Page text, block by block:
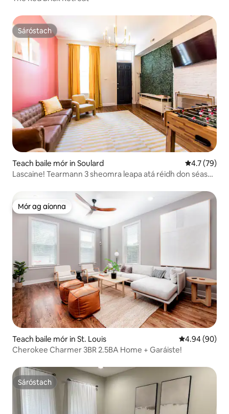
Sáróstach
Sáróstach
Teach baile mór in Soulard Meánrátáil
4.7 (79)
Lascaine! Tearmann 3 sheomra leapa atá réidh don séasúr
Mór ag aíonna
Mór ag aíonna
Teach baile mór in St. Louis Meánrátáil
4.94 (90)
Cherokee Charmer 3BR 2.5BA Home + Garáiste!
Sáróstach
Sáróstach